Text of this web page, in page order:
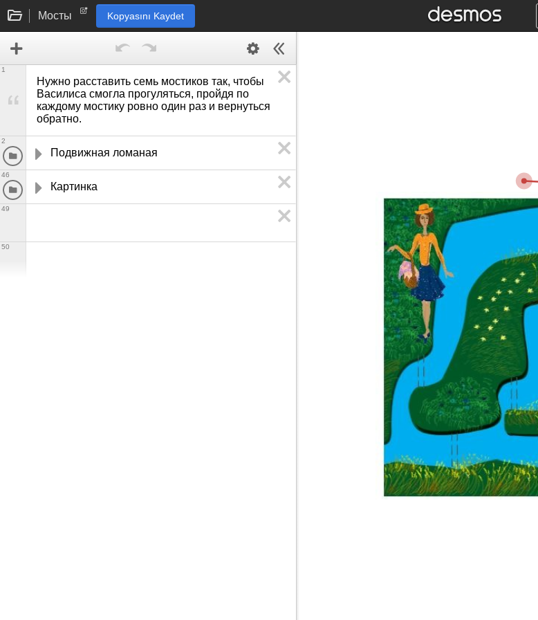
Мосты Kopyasını Kaydet
Нужно расставить семь мостиков так, чтобы
Василиса смогла прогуляться, пройдя по
каждому мостику ровно один раз и вернуться
обратно.
1
Подвижная ломаная
2
Картинка
46
49
50